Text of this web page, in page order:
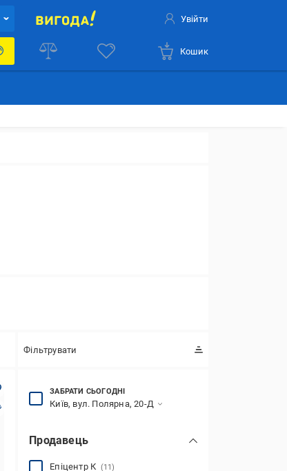
Увійти
Кошик
Фільтрувати
ЗАБРАТИ СЬОГОДНІ
Київ, вул. Полярна, 20-Д
Продавець
Епіцентр К (11)